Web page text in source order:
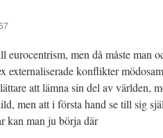
eurocentrism, men då måste man
externaliserade konflikter
att lämna sin del av världen,
men att i första hand se till sig
kan man ju börja där